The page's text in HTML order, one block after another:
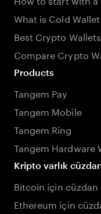
What is Cold Wallet
Best Crypto Wallets
Compare Crypto
Products
Tangem Pay
Tangem Mobile
Tangem Ring
Tangem Hardware
Kripto varlık
Bitcoin için cüzdan
Ethereum için